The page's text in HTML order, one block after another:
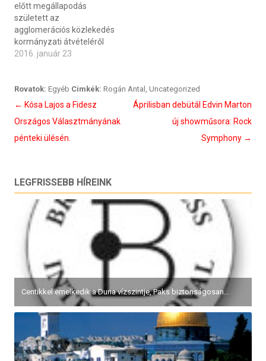
előtt megállapodás
született az
agglomerációs közlekedés
kormányzati átvételéről
2016. január 23
Rovatok: Egyéb Cimkék: Rogán Antal Uncategorized
Bejegyzés
navigáció
← Kósa Lajos a Fidesz
Országos Választmányának
pénteki ülésén.
Áprilisban debütál Edvin Marton
új showműsora: Rock
Symphony →
LEGFRISSEBB HÍREINK
Centikkel emelkedik a Duna vízszintje, Paks biztonságosan...